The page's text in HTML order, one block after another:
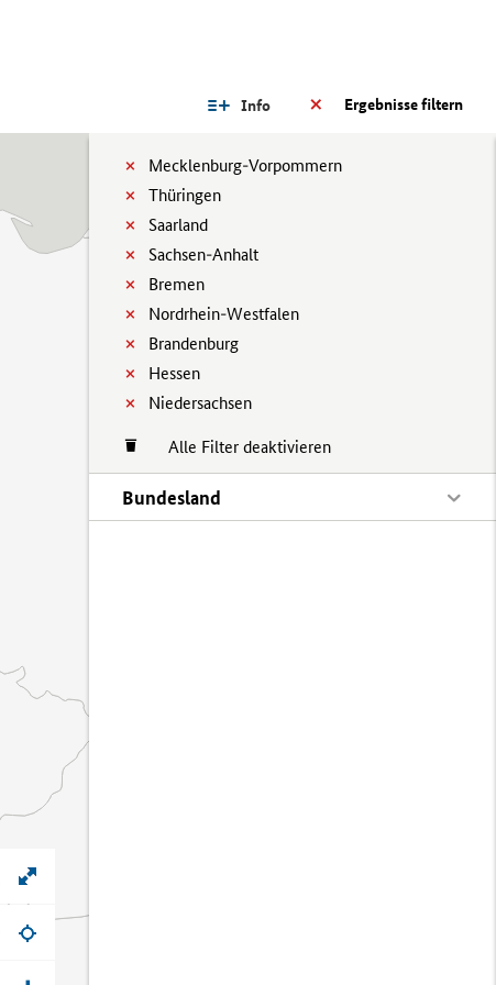
Ergebnisse filtern
Info
Mecklenburg-Vorpommern
Thüringen
Saarland
Sachsen-Anhalt
Bremen
Nordrhein-Westfalen
Brandenburg
Hessen
Niedersachsen
Alle Filter deaktivieren
Bundesland